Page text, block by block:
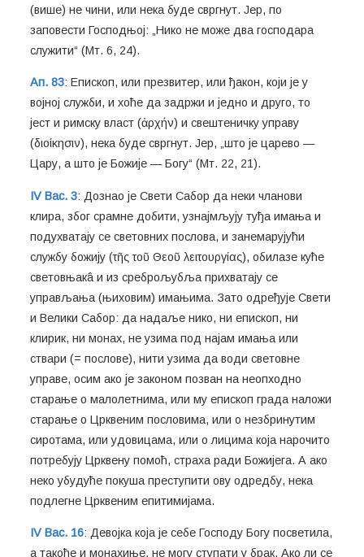
(више) не чини, или нека буде свргнут. Јер, по
заповести Господњој: „Нико не може два господара
служити“ (Мт. 6, 24).
Ап. 83: Епископ, или презвитер, или ђакон, који је у
војној служби, и хоће да задржи и једно и друго, то
јест и римску власт (ἀρχήν) и свештеничку управу
(διοίκησιν), нека буде свргнут. Јер, „што је царево —
Цару, а што је Божије — Богу“ (Мт. 22, 21).
IV Вас. 3: Дознао је Свети Сабор да неки чланови
клира, због срамне добити, узнајмљују туђа имања и
подухватају се световних послова, и занемарујући
службу божију (τῆς τοῦ Θεοῦ λειτουργίας), обилазе куће
световњакâ и из среброљубља прихватају се
управљања (њиховим) имањима. Зато одређује Свети
и Велики Сабор: да надаље нико, ни епископ, ни
клирик, ни монах, не узима под најам имања или
ствари (= послове), нити узима да води световне
управе, осим ако је законом позван на неопходно
старање о малолетнима, или му епископ града наложи
старање о Црквеним пословима, или о незбринутим
сиротама, или удовицама, или о лицима која нарочито
потребују Црквену помоћ, страха ради Божијега. А ако
неко убудуће покуша преступити ову одредбу, нека
подлегне Црквеним епитимијама.
IV Вас. 16: Девојка која је себе Господу Богу посветила,
а такође и монахиње, не могу ступати у брак. Ако ли се